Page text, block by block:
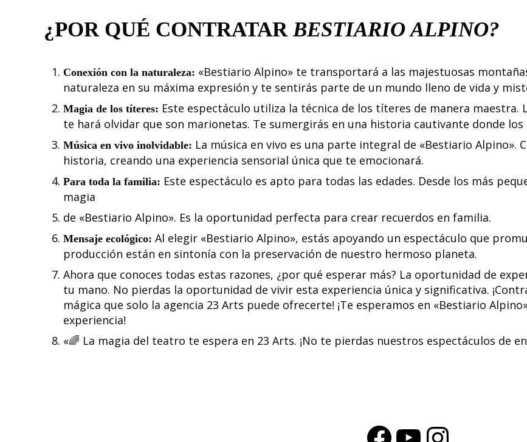
¿POR QUÉ CONTRATARBESTIARIO ALPINO?
Conexión con la naturaleza: «Bestiario Alpino» te transportará a las majestuosas
naturaleza en su máxima expresión y te sentirás parte de un mundo lleno de vida y
Magia de los títeres: Este espectáculo utiliza la técnica de los títeres de manera maestra.
te hará olvidar que son marionetas. Te sumergirás en una historia cautivante donde
Música en vivo inolvidable: La música en vivo es una parte integral de «Bestiario Alpino».
historia, creando una experiencia sensorial única que te emocionará.
Para toda la familia: Este espectáculo es apto para todas las edades. Desde los más
magia
de «Bestiario Alpino». Es la oportunidad perfecta para crear recuerdos en familia.
Mensaje ecológico: Al elegir «Bestiario Alpino», estás apoyando un espectáculo que
producción están en sintonía con la preservación de nuestro hermoso planeta.
Ahora que conoces todas estas razones, ¿por qué esperar más? La oportunidad de
tu mano. No pierdas la oportunidad de vivir esta experiencia única y significativa.
mágica que solo la agencia 23 Arts puede ofrecerte! ¡Te esperamos en «Bestiario
experiencia!
«🌈 La magia del teatro te espera en 23 Arts. ¡No te pierdas nuestros espectáculos de